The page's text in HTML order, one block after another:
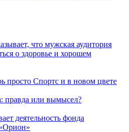
что мужская аудитория
о здоровье и хорошем
просто Спортс и в новом цвете
правда или вымысел?
деятельность фонда